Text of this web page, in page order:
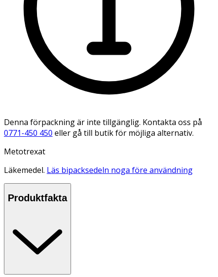
Denna förpackning är inte tillgänglig. Kontakta oss på
0771-450 450 eller gå till butik för möjliga alternativ.
Metotrexat
Läkemedel. Läs bipacksedeln noga före användning
Produktfakta